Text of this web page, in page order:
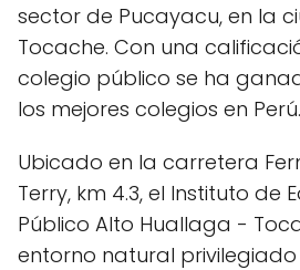
sector de Pucayacu, en la
Tocache. Con una
colegio público se ha
los mejores colegios en Perú.
Ubicado en la carretera
Terry, km 4.3, el Instituto de
Público Alto Huallaga -
entorno natural